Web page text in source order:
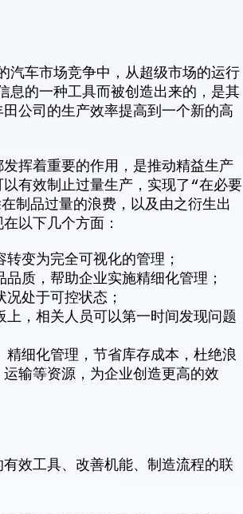
汽车市场竞争中，从超级市场的运行
的一种工具而被创造出来的，是其
公司的生产效率提高到一个新的高
挥着重要的作用，是推动精益生产
有效制止过量生产，实现了“在必要
制品过量的浪费，以及由之衍生出
以下几个方面：
变为完全可视化的管理；
质，帮助企业实施精细化管理；
处于可控状态；
，相关人员可以第一时间发现问题
细化管理，节省库存成本，杜绝浪
输等资源，为企业创造更高的效
效工具、改善机能、制造流程的联